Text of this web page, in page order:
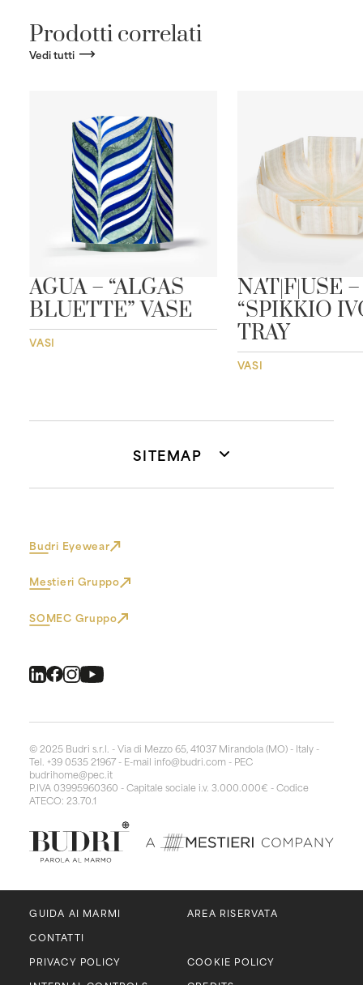
Prodotti correlati
Vedi tutti
AGUA – “ALGAS
BLUETTE” VASE
VASI
NAT|F|USE –
“SPIKKIO
TRAY
VASI
SITEMAP
Budri Eyewear
Mestieri Gruppo
SOMEC Gruppo
© 2025 Budri s.r.l. - Via di Mezzo 65, 41037 Mirandola (MO) - Italy -
Tel. +39 0535 21967 - E-mail info@budri.com - PEC
budrihome@pec.it
P.IVA 03995960360 - Capitale sociale i.v. 3.000.000€ - Codice
ATECO: 23.70.1
GUIDA AI MARMI
AREA RISERVATA
CONTATTI
PRIVACY POLICY
COOKIE POLICY